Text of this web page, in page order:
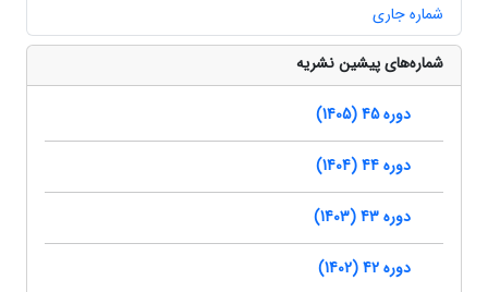
شماره جاری
شماره‌های پیشین نشریه
دوره 45 (1405)
دوره 44 (1404)
دوره 43 (1403)
دوره 42 (1402)